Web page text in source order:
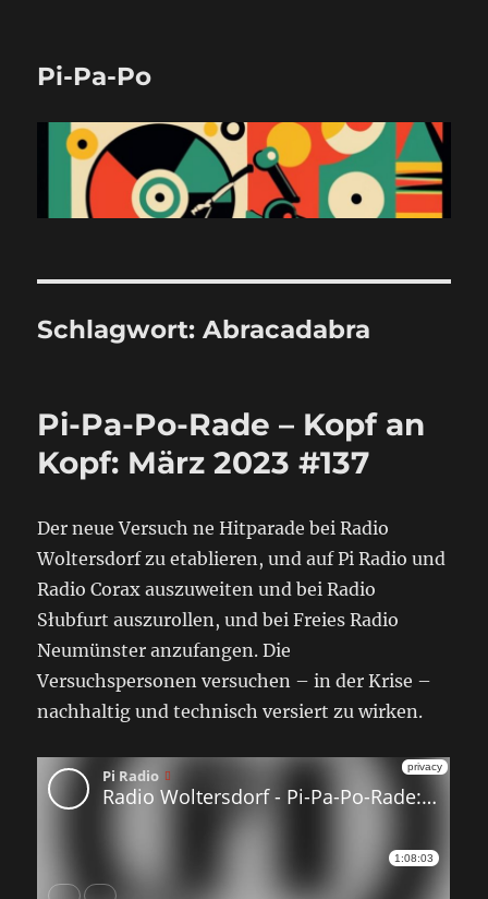
Pi-Pa-Po
Schlagwort:Abracadabra
Pi-Pa-Po-Rade – Kopf an
Kopf: März 2023 #137
Der neue Versuch ne Hitparade bei Radio
Woltersdorf zu etablieren, und auf Pi Radio und
Radio Corax auszuweiten und bei Radio
Słubfurt auszurollen, und bei Freies Radio
Neumünster anzufangen. Die
Versuchspersonen versuchen – in der Krise –
nachhaltig und technisch versiert zu wirken.